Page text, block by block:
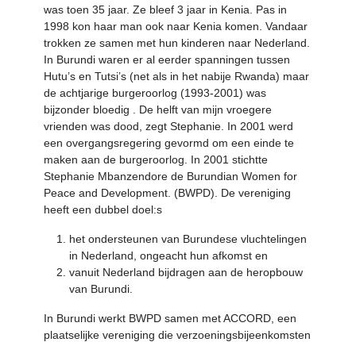
was toen 35 jaar. Ze bleef 3 jaar in Kenia. Pas in
1998 kon haar man ook naar Kenia komen. Vandaar
trokken ze samen met hun kinderen naar Nederland.
In Burundi waren er al eerder spanningen tussen
Hutu’s en Tutsi’s (net als in het nabije Rwanda) maar
de achtjarige burgeroorlog (1993-2001) was
bijzonder bloedig . De helft van mijn vroegere
vrienden was dood, zegt Stephanie. In 2001 werd
een overgangsregering gevormd om een einde te
maken aan de burgeroorlog. In 2001 stichtte
Stephanie Mbanzendore de Burundian Women for
Peace and Development. (BWPD). De vereniging
heeft een dubbel doel:s
het ondersteunen van Burundese vluchtelingen
in Nederland, ongeacht hun afkomst en
vanuit Nederland bijdragen aan de heropbouw
van Burundi.
In Burundi werkt BWPD samen met ACCORD, een
plaatselijke vereniging die verzoeningsbijeenkomsten